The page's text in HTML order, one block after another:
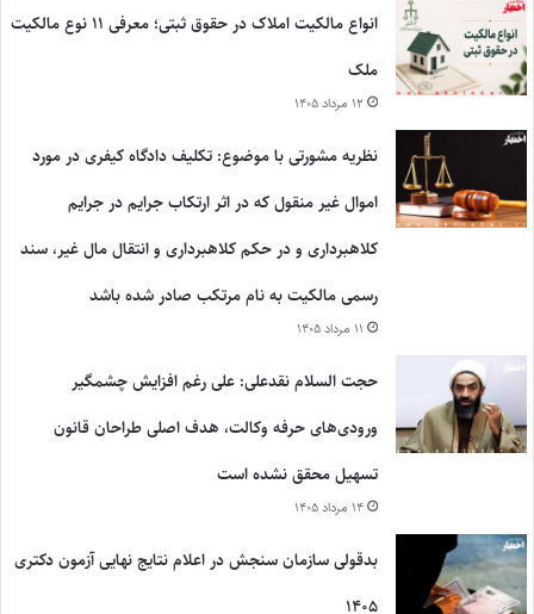
انواع مالکیت املاک در حقوق ثبتی؛ معرفی ۱۱ نوع مالکیت
ملک
۱۲ مرداد ۱۴۰۵
نظریه مشورتی با موضوع: تکلیف دادگاه کیفری در مورد
اموال غیر منقول که در اثر ارتکاب جرایم در جرایم
کلاهبرداری و در حکم کلاهبرداری و انتقال مال غیر، سند
رسمی مالکیت به نام مرتکب صادر شده باشد
۱۱ مرداد ۱۴۰۵
حجت السلام نقدعلی: علی رغم افزایش چشمگیر
ورودی‌های حرفه وکالت، هدف اصلی طراحان قانون
تسهیل محقق نشده است
۱۴ مرداد ۱۴۰۵
بدقولی سازمان سنجش در اعلام نتایج نهایی آزمون دکتری
۱۴۰۵